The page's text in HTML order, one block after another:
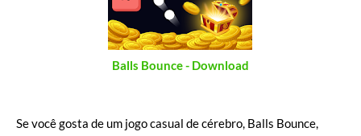
Balls Bounce - Download
Se você gosta de um jogo casual de cérebro, Balls Bounce,